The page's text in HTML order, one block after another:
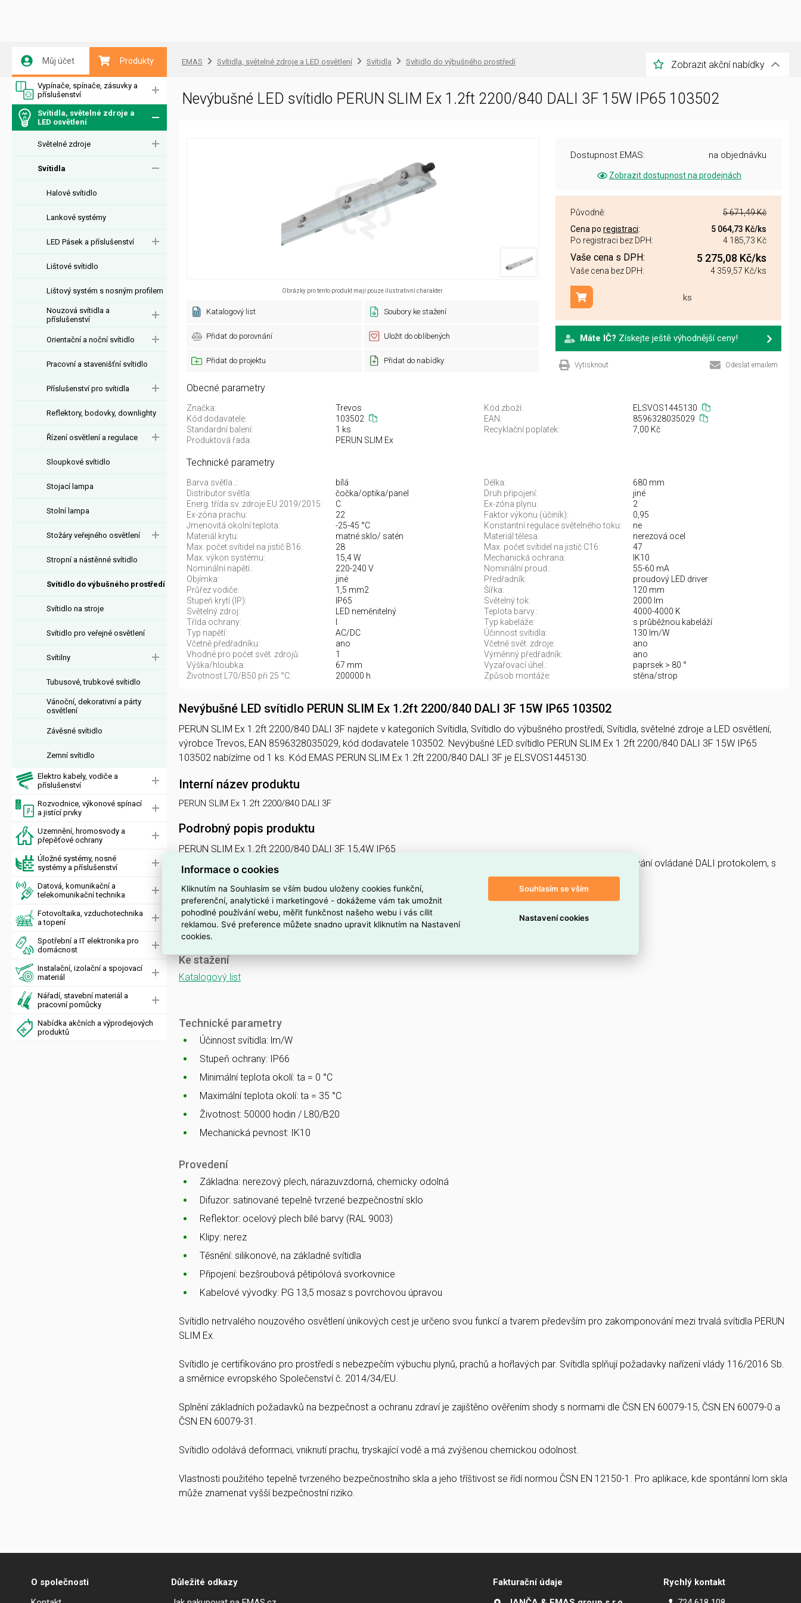
Můj účet Produkty
Vypínače, spínače, zásuvky a
příslušenství
Svítidla, světelné zdroje a
LED osvětlení
Světelné zdroje
Svítidla
Halové svítidlo
Lankové systémy
LED Pásek a příslušenství
Lištové svítidlo
Lištový systém s nosným profilem
Nouzová svítidla a
příslušenství
Orientační a noční svítidlo
Pracovní a stavenišťní svítidlo
Příslušenství pro svítidla
Reflektory, bodovky, downlighty
Řízení osvětlení a regulace
Sloupkové svítidlo
Stojací lampa
Stolní lampa
Stožáry veřejného osvětlení
Stropní a nástěnné svítidlo
Svítidlo do výbušného prostředí
Svítidlo na stroje
Svítidlo pro veřejné osvětlení
Svítilny
Tubusové, trubkové svítidlo
Vánoční, dekorativní a párty
osvětlení
Závěsné svítidlo
Zemní svítidlo
Elektro kabely, vodiče a
příslušenství
Rozvodnice, výkonové spínací
a jistící prvky
Uzemnění, hromosvody a
přepěťové ochrany
Úložné systémy, nosné
systémy a příslušenství
Datová, komunikační a
telekomunikační technika
Fotovoltaika, vzduchotechnika
a topení
Spotřební a IT elektronika pro
domácnost
Instalační, izolační a spojovací
materiál
Nářadí, stavební materiál a
pracovní pomůcky
Nabídka akčních a výprodejových
produktů
EMAS Svítidla, světelné zdroje a LED osvětlení Svítidla Svítidlo do výbušného prostředí Zobrazit akční nabídky
Nevýbušné LED svítidlo PERUN SLIM Ex 1.2ft 2200/840 DALI 3F 15W IP65 103502
Obrázky pro tento produkt mají pouze ilustrativní charakter.
Katalogový list Soubory ke stažení
Přidat do porovnání Uložit do oblíbených
Přidat do projektu Přidat do nabídky
Dostupnost EMAS: na objednávku
Zobrazit dostupnost na prodejnách
Původně:
5 671,49 Kč
Cena po registraci: 5 064,73 Kč/ks
Po registraci bez DPH:
4 185,73 Kč
Vaše cena s DPH: 5 275,08 Kč/ks
Vaše cena bez DPH: 4 359,57 Kč/ks
ks
Přidat do košíku
Máte IČ? Získejte ještě výhodnější ceny!
Vytisknout Odeslat emailem
Obecné parametry
Značka: Trevos Kód zboží:
ELSVOS1445130
Kód dodavatele:
103502 EAN:
8596328035029
Standardní balení:
1 ks Recyklační poplatek:
7,00 Kč
Produktová řada:
PERUN SLIM Ex
Technické parametry
Barva světla..: bílá Délka:
680 mm
Distributor světla:
čočka/optika/panel Druh připojení:
jiné
Energ. třída sv. zdroje EU 2019/2015:
C Ex-zóna plynu:
2
Ex-zóna prachu:
22 Faktor výkonu (účiník):
0,95
Jmenovitá okolní teplota:
-25-45 °C Konstantní regulace světelného toku:
ne
Materiál krytu:
matné sklo/ satén Materiál tělesa:
nerezová ocel
Max. počet svítidel na jistič B16:
28 Max. počet svítidel na jistič C16:
47
Max. výkon systému:
15,4 W Mechanická ochrana:
IK10
Nominální napětí.:
220-240 V Nominální proud.:
55-60 mA
Objímka:
jiné Předřadník:
proudový LED driver
Průřez vodiče:
1,5 mm2 Šířka:
120 mm
Stupeň krytí (IP):
IP65 Světelný tok:
2000 lm
Světelný zdroj:
LED neměnitelný Teplota barvy.:
4000-4000 K
Třída ochrany:
Typ kabeláže:
s průběžnou kabeláží
Typ napětí:
AC/DC Účinnost svítidla:
130 lm/W
Včetně předřadníku:
ano Včetně svět. zdroje:
ano
Vhodné pro počet svět. zdrojů:
1 Výměnný předřadník:
ano
Výška/hloubka:
67 mm Vyzařovací úhel.:
paprsek > 80 °
Životnost L70/B50 při 25 °C:
200000 h Způsob montáže: stěna/strop
Nevýbušné LED svítidlo PERUN SLIM Ex 1.2ft 2200/840 DALI 3F 15W IP65 103502
PERUN SLIM Ex 1.2ft 2200/840 DALI 3F najdete v kategoriích Svítidla, Svítidlo do výbušného prostředí, Svítidla, světelné zdroje a LED osvětlení,
výrobce Trevos, EAN 8596328035029, kód dodavatele 103502. Nevýbušné LED svítidlo PERUN SLIM Ex 1.2ft 2200/840 DALI 3F 15W IP65
103502 nabízíme od 1 ks. Kód EMAS PERUN SLIM Ex 1.2ft 2200/840 DALI 3F je ELSVOS1445130.
Interní název produktu
PERUN SLIM Ex 1.2ft 2200/840 DALI 3F
Podrobný popis produktu
PERUN SLIM Ex 1.2ft 2200/840 DALI 3F 15,4W IP65
svítidlo průmyslové do prostředí s nebezpečím výbuchu Ex II 3GD, 1x2200lm, spektrum 840RJ, s regulací stmívání ovládané DALI protokolem, s
nerez. klipy, třífáz.průběž.montáž,
PERUN SLIM Ex NM
nouzové a orientační
Ke stažení
Katalogový list
Technické parametry
Účinnost svítidla: lm/W
Stupeň ochrany: IP66
Minimální teplota okolí: ta = 0 °C
Maximální teplota okolí: ta = 35 °C
Životnost: 50000 hodin / L80/B20
Mechanická pevnost: IK10
Provedení
Základna: nerezový plech, nárazuvzdorná, chemicky odolná
Difuzor: satinované tepelně tvrzené bezpečnostní sklo
Reflektor: ocelový plech bílé barvy (RAL 9003)
Klipy: nerez
Těsnění: silikonové, na základně svítidla
Připojení: bezšroubová pětipólová svorkovnice
Kabelové vývodky: PG 13,5 mosaz s povrchovou úpravou
Svítidlo netrvalého nouzového osvětlení únikových cest je určeno svou funkcí a tvarem především pro zakomponování mezi trvalá svítidla PERUN
SLIM Ex.
Svítidlo je certifikováno pro prostředí s nebezpečím výbuchu plynů, prachů a hořlavých par. Svítidla splňují požadavky nařízení vlády 116/2016 Sb.
a směrnice evropského Společenství č. 2014/34/EU.
Splnění základních požadavků na bezpečnost a ochranu zdraví je zajištěno ověřením shody s normami dle ČSN EN 60079-15, ČSN EN 60079-0 a
ČSN EN 60079-31.
Svítidlo odolává deformaci, vniknutí prachu, tryskající vodě a má zvýšenou chemickou odolnost.
Vlastnosti použitého tepelně tvrzeného bezpečnostního skla a jeho tříštivost se řídí normou ČSN EN 12150-1. Pro aplikace, kde spontánní lom skla
může znamenat vyšší bezpečnostní riziko.
O společnosti
Důležité odkazy
Fakturační údaje
Rychlý kontakt
Informace o cookies
Kliknutím na Souhlasím se vším budou uloženy cookies funkční,
preferenční, analytické i marketingové - dokážeme vám tak umožnit
pohodlné používání webu, měřit funkčnost našeho webu i vás cílit
reklamou. Své preference můžete snadno upravit kliknutím na Nastavení
cookies.
Souhlasím se vším
Nastavení cookies